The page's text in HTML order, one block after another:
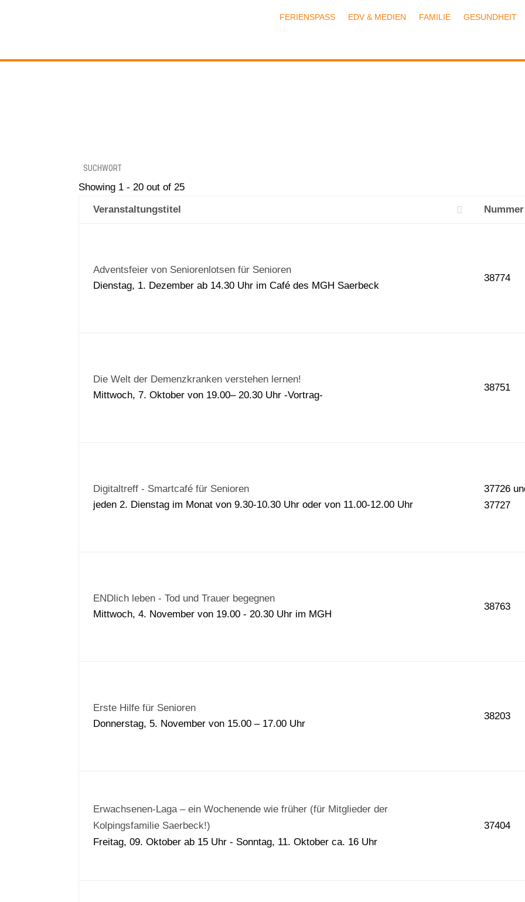
FERIENSPASS EDV & MEDIEN FAMILIE GESUNDHEIT
Showing 1 - 20 out of 25
Veranstaltungstitel
Nummer
Adventsfeier von Seniorenlotsen für Senioren
Dienstag, 1. Dezember ab 14.30 Uhr im Café des MGH Saerbeck
38774
Die Welt der Demenzkranken verstehen lernen!
Mittwoch, 7. Oktober von 19.00– 20.30 Uhr -Vortrag-
38751
Digitaltreff - Smartcafé für Senioren
jeden 2. Dienstag im Monat von 9.30-10.30 Uhr oder von 11.00-12.00 Uhr
37726
37727
ENDlich leben - Tod und Trauer begegnen
Mittwoch, 4. November von 19.00 - 20.30 Uhr im MGH
38763
Erste Hilfe für Senioren
Donnerstag, 5. November von 15.00 – 17.00 Uhr
38203
Erwachsenen-Laga – ein Wochenende wie früher (für Mitglieder der
Kolpingsfamilie Saerbeck!)
Freitag, 09. Oktober ab 15 Uhr - Sonntag, 11. Oktober ca. 16 Uhr
37404